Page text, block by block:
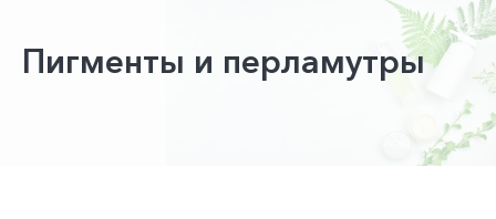
Пигменты и перламутры